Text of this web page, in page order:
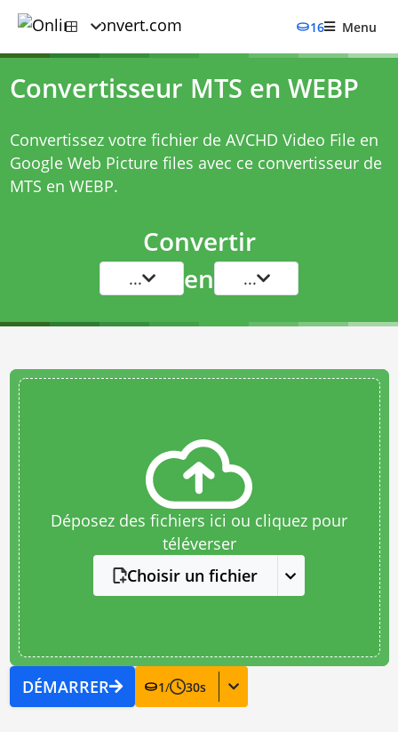
16 Menu
Convertisseur MTS en WEBP
Convertissez votre fichier de AVCHD Video File en
Google Web Picture files avec ce convertisseur de
MTS en WEBP.
Convertir
... en ...
Déposez des fichiers ici ou cliquez pour
téléverser
Choisir un fichier
DÉMARRER 1/ 30s